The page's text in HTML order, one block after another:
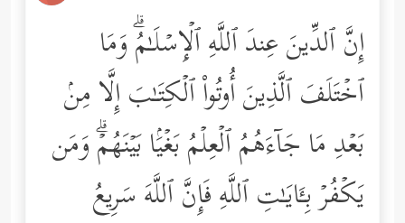
إِنَّ ٱلدِّینَ عِندَ ٱللَّهِ ٱلۡإِسۡلَـٰمُۗ وَمَا
ٱخۡتَلَفَ ٱلَّذِینَ أُوتُواْ ٱلۡكِتَـٰبَ إِلَّا مِنۢ
بَعۡدِ مَا جَاۤءَهُمُ ٱلۡعِلۡمُ بَغۡیَۢا بَیۡنَهُمۡۗ وَمَن
یَكۡفُرۡ بِـَٔایَـٰتِ ٱللَّهِ فَإِنَّ ٱللَّهَ سَرِیعُ